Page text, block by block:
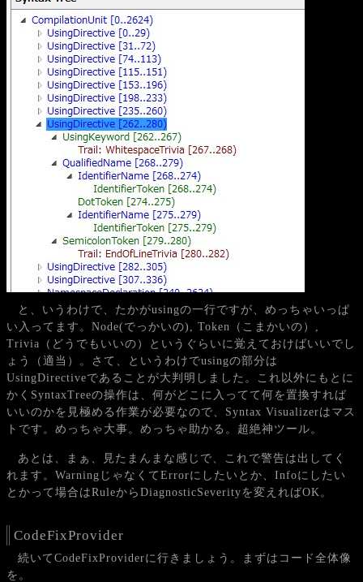
と、いうわけで、たかがusingの一行ですが、めっちゃいっぱ
い入ってます。Node(でっかいの), Token（こまかいの）,
Trivia（どうでもいいの）というぐらいに覚えておけばいいでし
ょう（適当）。さて、というわけでusingの部分は
UsingDirectiveであることが大判明しました。これ以外にもとに
かくSyntaxTreeの操作は、何がどこに入ってて何を置換すれば
いいのかを見極める作業が必要なので、Syntax Visualizerはマス
トです。めっちゃ大事。めっちゃ助かる。超絶神ツール。
あとは、まぁ、見たまんまな感じで、これで警告は出してく
れます。WarningじゃなくてErrorにしたいとか、Infoにしたい
とかって場合はRuleからDiagnosticSeverityを変えればOK。
CodeFixProvider
続いてCodeFixProviderに行きましょう。まずはコード全体像
を。